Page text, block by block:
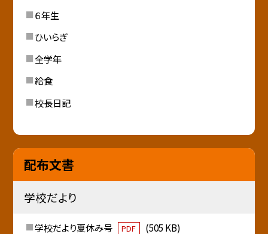
６年生
ひいらぎ
全学年
給食
校長日記
配布文書
学校だより
学校だより夏休み号 PDF (505 KB)